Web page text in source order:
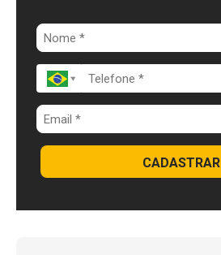
o
k
n p
p
CADASTRAR